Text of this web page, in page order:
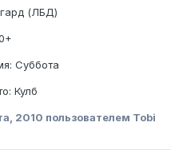
(ЛБД)
Суббота
Кулб
2010 пользователем Tobi